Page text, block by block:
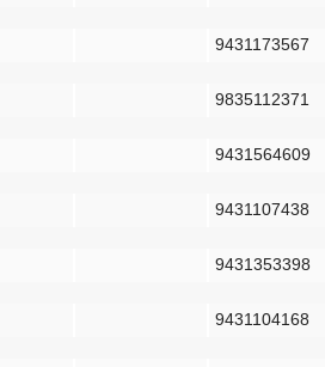
9431173567
9835112371
9431564609
9431107438
9431353398
9431104168